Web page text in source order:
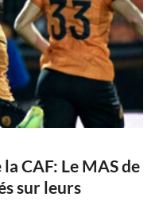
CAF: Le MAS de
sur leurs